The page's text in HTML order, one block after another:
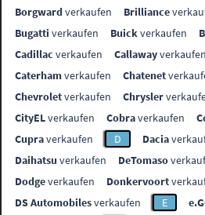
Borgwardverkaufen Brilliance
Bugatti verkaufen Buickverkaufen
Cadillac verkaufen Callawayverkaufen
Caterhamverkaufen Chatenet
Chevroletverkaufen Chrysler
CityELverkaufen Cobraverkaufen
Cupraverkaufen D Dacia
Daihatsu verkaufen DeTomaso
Dodgeverkaufen Donkervoort
DS Automobilesverkaufen E